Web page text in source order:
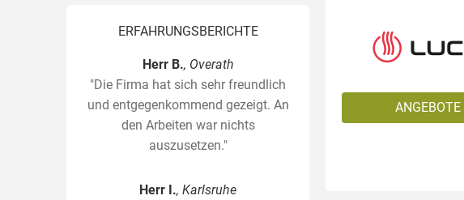
ERFAHRUNGSBERICHTE
Herr B., Overath
"Die Firma hat sich sehr freundlich
und entgegenkommend gezeigt. An
den Arbeiten war nichts
auszusetzen."
Herr I., Karlsruhe